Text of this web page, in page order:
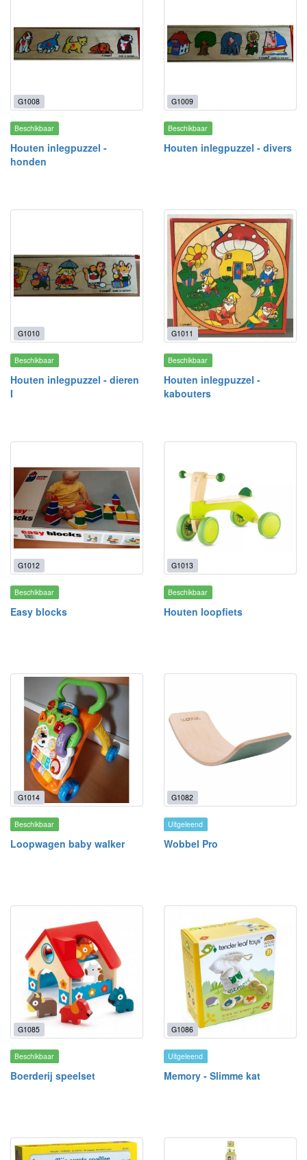
G1008
Beschikbaar
Houten inlegpuzzel -
honden
G1009
Beschikbaar
Houten inlegpuzzel - divers
G1010
Beschikbaar
Houten inlegpuzzel - dieren
I
G1011
Beschikbaar
Houten inlegpuzzel -
kabouters
G1012
Beschikbaar
Easy blocks
G1013
Beschikbaar
Houten loopfiets
G1014
Beschikbaar
Loopwagen baby walker
G1082
Uitgeleend
Wobbel Pro
G1085
Beschikbaar
Boerderij speelset
G1086
Uitgeleend
Memory - Slimme kat